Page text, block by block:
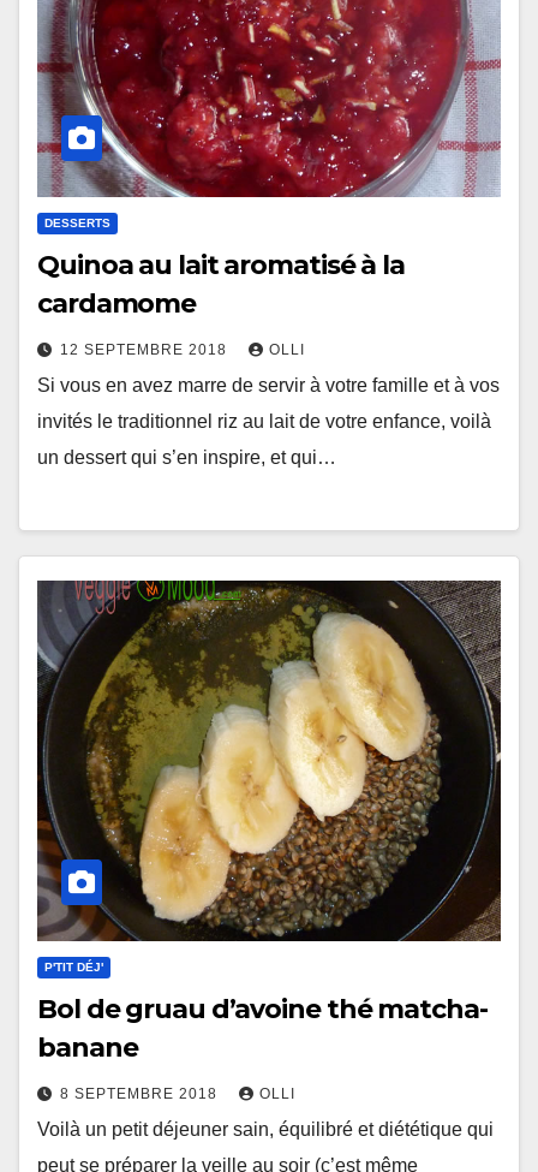
DESSERTS
Quinoa au lait aromatisé à la
cardamome
12 SEPTEMBRE 2018 OLLI
Si vous en avez marre de servir à votre famille et à vos
invités le traditionnel riz au lait de votre enfance, voilà
un dessert qui s’en inspire, et qui…
P'TIT DÉJ'
Bol de gruau d’avoine thé matcha-
banane
8 SEPTEMBRE 2018 OLLI
Voilà un petit déjeuner sain, équilibré et diététique qui
peut se préparer la veille au soir (c’est même